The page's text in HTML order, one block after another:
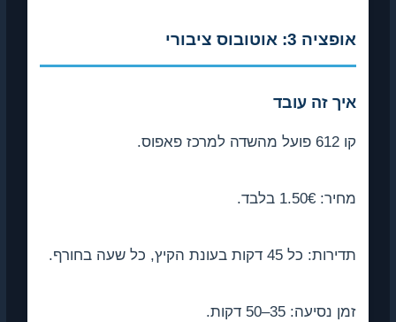
אופציה 3: אוטובוס ציבורי
איך זה עובד
קו 612 פועל מהשדה למרכז פאפוס.
מחיר: 1.50€ בלבד.
תדירות: כל 45 דקות בעונת הקיץ, כל שעה בחורף.
זמן נסיעה: 35–50 דקות.